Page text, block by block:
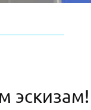
эскизам!